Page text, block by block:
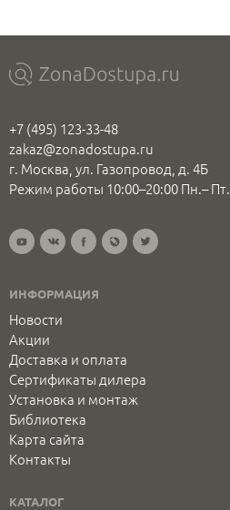
+7 (495) 123-33-48
zakaz@zonadostupa.ru
г. Москва, ул. Газопровод, д. 4Б
Режим работы 10:00–20:00 Пн.– Пт.
ИНФОРМАЦИЯ
Новости
Акции
Доставка и оплата
Сертификаты дилера
Установка и монтаж
Библиотека
Карта сайта
Контакты
КАТАЛОГ